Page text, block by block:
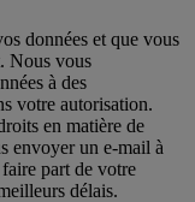
données et que vous
Nous vous
à des
votre autorisation.
en matière de
envoyer un e-mail à
part de votre
délais.